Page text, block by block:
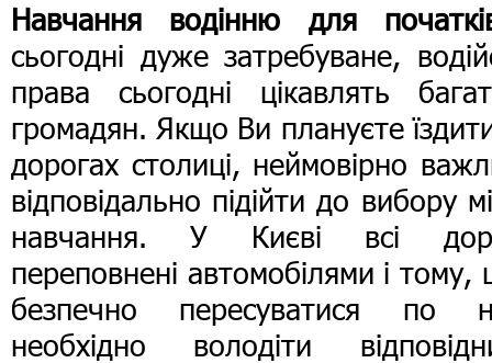
Навчання водінню для
сьогодні дуже затребуване,
права сьогодні цікавлять
громадян. Якщо Ви плануєте
дорогах столиці, неймовірно
відповідально підійти до вибору
навчання. У Києві всі
переповнені автомобілями і тому,
безпечно пересуватися по
необхідно володіти